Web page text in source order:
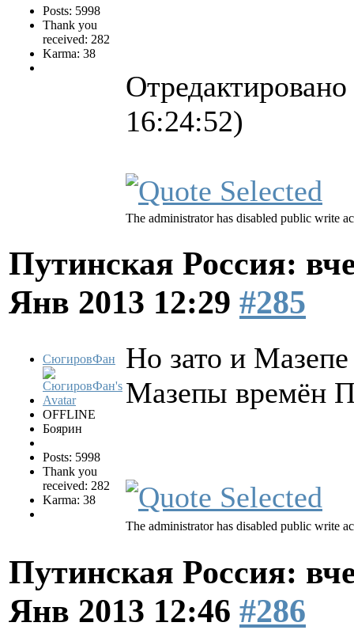
Posts: 5998
Thank you
received: 282
Karma: 38
16:24:52)
The administrator has disabled public write
Путинская Россия:
Янв 2013 12:29 #285
СюгировФан
OFFLINE
Боярин
Posts: 5998
Thank you
received: 282
Karma: 38
Но зато и
Мазепы времён
The administrator has disabled public write
Путинская Россия:
Янв 2013 12:46 #286